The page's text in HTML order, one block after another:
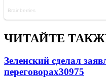
ЧИТАЙТЕ
Зеленский сделал
переговорах30975